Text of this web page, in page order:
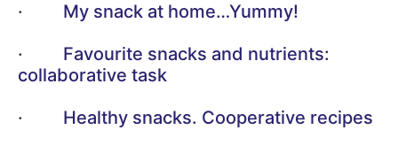
· My snack at home…Yummy!
· Favourite snacks and nutrients:
collaborative task
· Healthy snacks. Cooperative recipes